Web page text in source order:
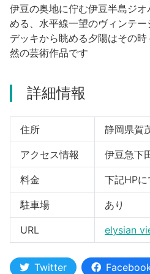
南伊豆町
函南町
伊東市
伊豆の国市
松崎町
東伊豆町
伊豆市
河津町
旅程作成
AIルートプランナー
合同会社説
伊豆の奥地に佇む伊豆半島ジ
める、水平線一望のヴィンテー
デッキから眺める夕陽はその
然の芸術作品です
詳細情報
住所 静岡県賀
アクセス情報 伊豆急下
料金 下記HP
駐車場 あり
URL elysian
Twitter